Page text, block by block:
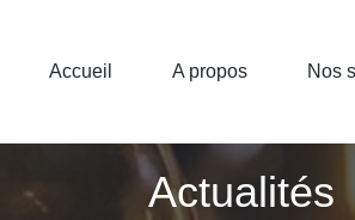
Accueil A propos Nos
Actualités